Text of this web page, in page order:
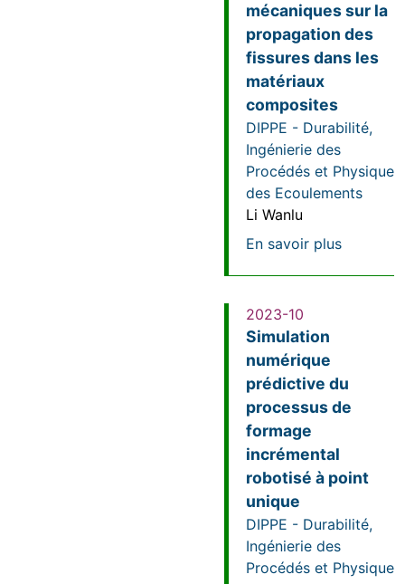
mécaniques sur la
propagation des
fissures dans les
matériaux
composites
DIPPE - Durabilité,
Ingénierie des
Procédés et Physique
des Ecoulements
Li Wanlu
En savoir plussur
2023-10
Simulation
numérique
prédictive du
processus de
formage
incrémental
robotisé à point
unique
DIPPE - Durabilité,
Ingénierie des
Procédés et Physique